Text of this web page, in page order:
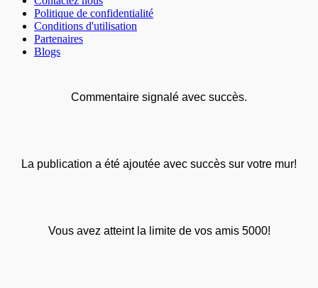
Politique de confidentialité
Conditions d'utilisation
Partenaires
Blogs
Commentaire signalé avec succès.
La publication a été ajoutée avec succès sur votre mur!
Vous avez atteint la limite de vos amis 5000!